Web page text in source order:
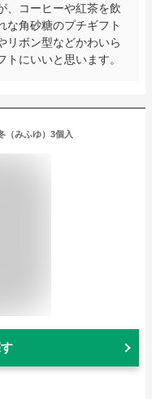
、コーヒーや紅茶を飲
な角砂糖のプチギフト
リボン型などかわいら
にいいと思います。
（みふゆ）3個入